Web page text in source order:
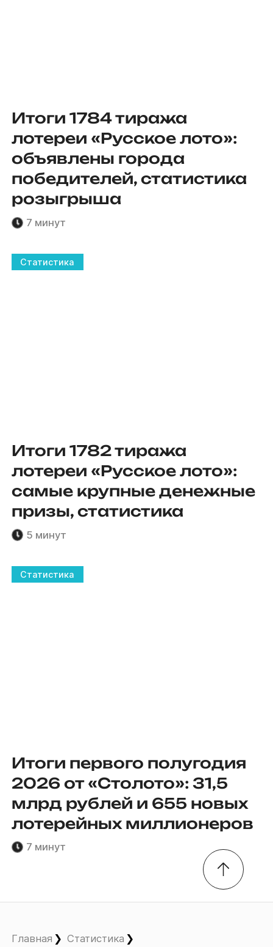
Итоги 1784 тиража
лотереи «Русское лото»:
объявлены города
победителей, статистика
розыгрыша
7 минут
Статистика
Итоги 1782 тиража
лотереи «Русское лото»:
самые крупные денежные
призы, статистика
5 минут
Статистика
Итоги первого полугодия
2026 от «Столото»: 31,5
млрд рублей и 655 новых
лотерейных миллионеров
7 минут
Главная
Статистика